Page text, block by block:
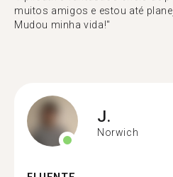
muitos amigos e estou até
Mudou minha vida!"
J.
Norwich